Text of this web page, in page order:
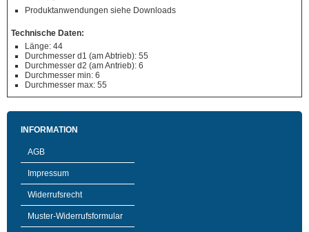
Produktanwendungen siehe Downloads
Technische Daten:
Länge: 44
Durchmesser d1 (am Abtrieb): 55
Durchmesser d2 (am Antrieb): 6
Durchmesser min: 6
Durchmesser max: 55
INFORMATION
AGB
Impressum
Widerrufsrecht
Muster-Widerrufsformular